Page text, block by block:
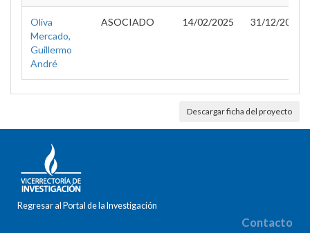
Oliva
Mercado,
Guillermo
André
ASOCIADO 14/02/2025 31/12/2027
Descargar ficha del proyecto
Regresar al Portal de la Investigación
Contacto